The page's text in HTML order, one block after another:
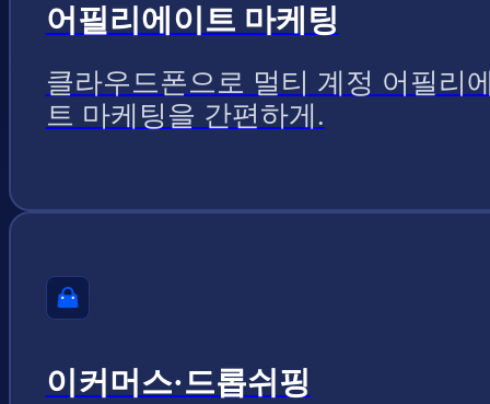
어필리에이트 마케팅
클라우드폰으로 멀티 계정 어필리
트 마케팅을 간편하게.
이커머스·드롭쉬핑